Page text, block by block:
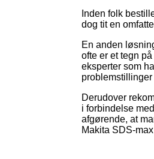
Inden folk
dog tit en
En anden
ofte er et tegn
eksperter som
Derudover
i forbindelse
afgørende, at
Makita SDS-